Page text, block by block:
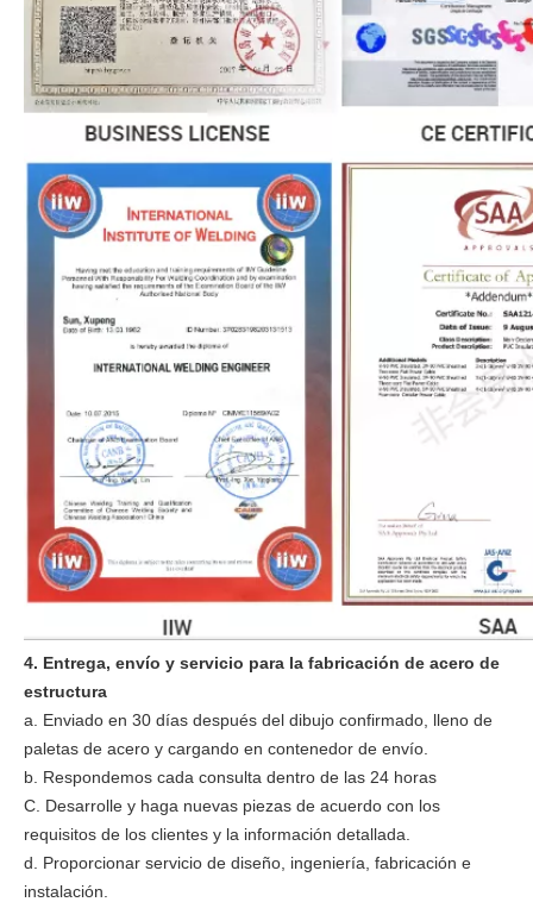
4. Entrega, envío y servicio para la fabricación de acero de
estructura
a. Enviado en 30 días después del dibujo confirmado, lleno de
paletas de acero y cargando en contenedor de envío.
b. Respondemos cada consulta dentro de las 24 horas
C. Desarrolle y haga nuevas piezas de acuerdo con los
requisitos de los clientes y la información detallada.
d. Proporcionar servicio de diseño, ingeniería, fabricación e
instalación.